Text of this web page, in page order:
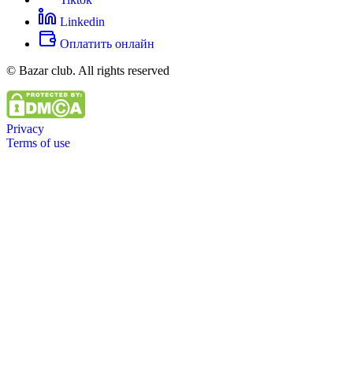
Linkedin
Оплатить онлайн
© Bazar club. All rights reserved
Privacy
Terms of use